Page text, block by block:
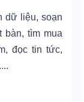
dữ liệu, soạn
bàn, tìm mua
đọc tin tức,